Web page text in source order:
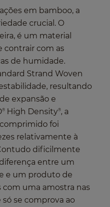
em bamboo, a
crucial. O
é um material
contrair com as
de humidade.
Strand Woven
resultando
expansão e
® High Density®, a
foi
relativamente à
dificilmente
entre um
e um produto de
com uma amostra nas
só se comprova ao